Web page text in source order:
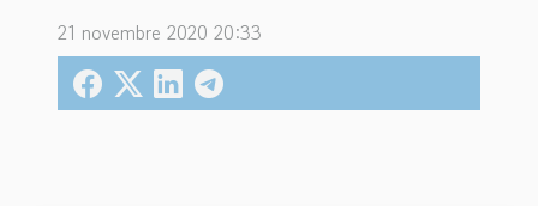
21 novembre 2020 20:33